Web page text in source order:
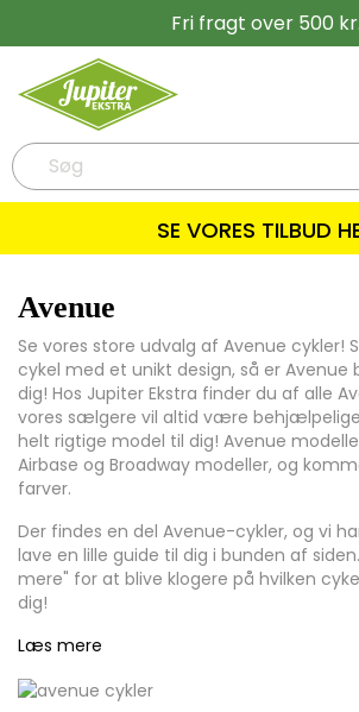
Fri fragt over 500 kr.
SE VORES TILBUD
Avenue
Se vores store udvalg af Avenue cykler!
cykel med et unikt design, så er
dig! Hos Jupiter Ekstra finder du af alle
vores sælgere vil altid være
helt rigtige model til dig! Avenue
Airbase og Broadway modeller, og
farver.
Der findes en del Avenue-cykler, og vi
lave en lille guide til dig i bunden af
mere" for at blive klogere på hvilken
dig!
Læs mere